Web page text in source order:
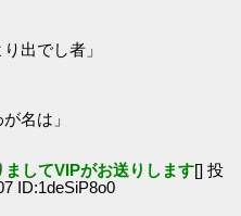
出でし者」
名は」
ましてVIPがお送りします[] 投
ID:1deSiP8o0